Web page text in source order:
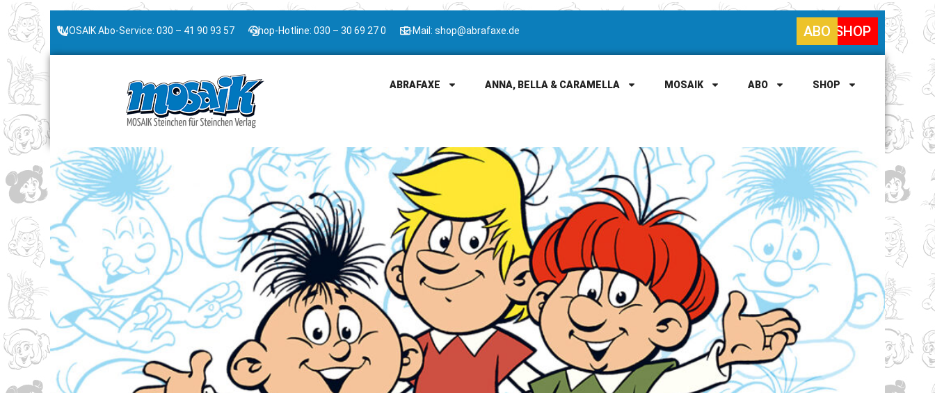
MOSAIK Abo-Service: 030 – 41 90 93 57 Shop-Hotline: 030 – 30 69 27 0 E-Mail: shop@abrafaxe.de SHOP
ABO
ABRAFAXE ANNA, BELLA & CARAMELLA MOSAIK ABO SHOP